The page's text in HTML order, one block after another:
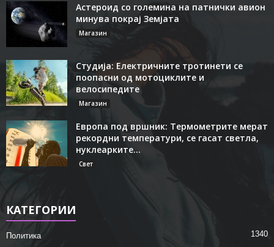
Астероид со големина на патнички авион
минува покрај Земјата
Магазин
Студија: Електричните тротинети се
поопасни од мотоциклите и
велосипедите
Магазин
Европа под вршник: Термометрите мерат
рекордни температури, се гасат светла,
нуклеарките...
Свет
КАТЕГОРИИ
Политика 1340